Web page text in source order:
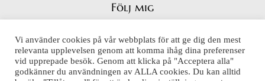
Följ mig
Integritetspolicy
Cookiepolicy
Vi använder cookies på vår webbplats för att ge dig den mest
relevanta upplevelsen genom att komma ihåg dina preferenser
vid upprepade besök. Genom att klicka på "Acceptera alla"
godkänner du användningen av ALLA cookies. Du kan alltid